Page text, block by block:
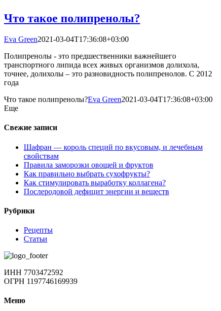
Что такое полипренолы?
Eva Green2021-03-04T17:36:08+03:00
Полипренолы - это предшественники важнейшего
транспортного липида всех живых организмов долихола,
точнее, долихолы – это разновидность полипренолов. С 2012
года
Что такое полипренолы?Eva Green2021-03-04T17:36:08+03:00
Еще
Свежие записи
Шафран — король специй по вкусовым, и лечебным
свойствам
Правила заморозки овощей и фруктов
Как правильно выбрать сухофрукты?
Как стимулировать выработку коллагена?
Послеродовой дефицит энергии и веществ
Рубрики
Рецепты
Статьи
ИНН 7703472592
ОГРН 1197746169939
Меню